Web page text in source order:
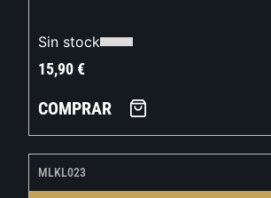
Sin stock
15,90€
COMPRAR
MLKL023